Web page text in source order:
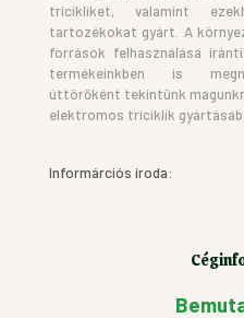
tricikliket, valamint
tartozékokat gyárt. A
források felhasználása
termékeinkben is
úttörőként tekintünk
elektromos triciklik
Informárciós iroda: